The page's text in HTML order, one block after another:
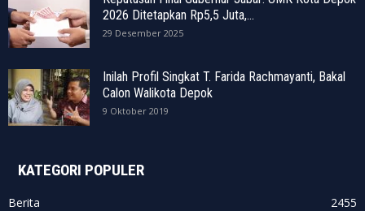
2026 Ditetapkan Rp5,5 Juta,...
29 Desember 2025
Inilah Profil Singkat T. Farida Rachmayanti, Bakal
Calon Walikota Depok
9 Oktober 2019
KATEGORI POPULER
Berita
2455